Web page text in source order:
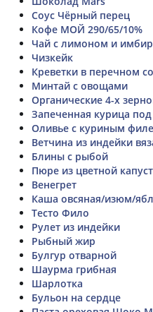
Соус Чёрный перец
Кофе МОЙ 290/65/10%
Чай с лимоном и
Чизкейк
Креветки в перечном
Минтай с овощами
Органические 4-х
Запеченная курица
Оливье с куриным филе
Ветчина из индейки
Блины с рыбой
Пюре из цветной
Венегрет
Каша овсяная/изюм/
Тесто Фило
Рулет из индейки
Рыбный жир
Булгур отварной
Шаурма грибная
Шарлотка
Бульон на сердце